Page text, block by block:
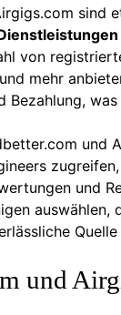
sind
von
mehr
Bezahlung,
und
und
und